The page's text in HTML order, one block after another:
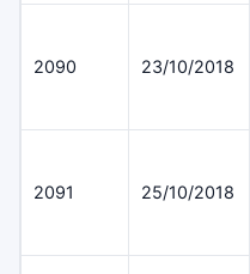
2090 23/10/2018
2091 25/10/2018